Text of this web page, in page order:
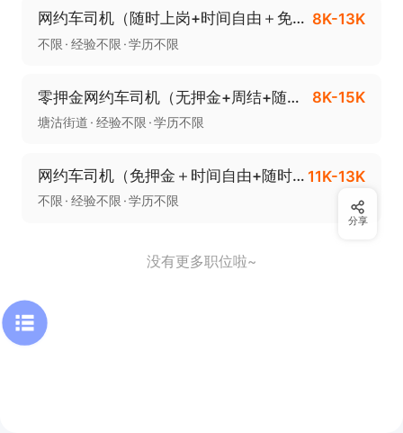
网约车司机（随时上岗+时间自由＋免押金） 8K-13K
不限 经验不限 学历不限
零押金网约车司机（无押金+周结+随时上岗） 8K-15K
塘沽街道 经验不限 学历不限
网约车司机（免押金＋时间自由+随时上岗） 11K-13K
不限 经验不限 学历不限
没有更多职位啦~
分享